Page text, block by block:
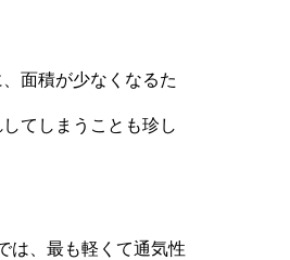
面積が少なくなるた
てしまうことも珍し
は、最も軽くて通気性